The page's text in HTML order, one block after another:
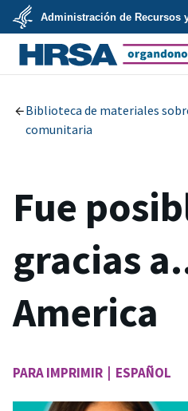
Skip
main
content
U.S.
Department
of
Health
Services
Administración de Recursos
Biblioteca de materiales
comunitaria
Fue
gracias
America
PARA IMPRIMIR | ESPAÑOL
Image